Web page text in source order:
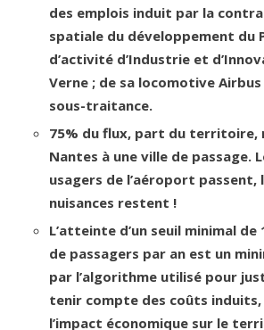
des emplois induit par la
spatiale du développement du
d’activité d’Industrie et
Verne ; de sa locomotive
sous-traitance.
75% du flux, part du territoire,
Nantes à une ville de passage.
usagers de l’aéroport passent,
nuisances restent !
L’atteinte d’un seuil minimal de
de passagers par an est un
par l’algorithme utilisé pour
tenir compte des coûts induits,
l’impact économique sur le